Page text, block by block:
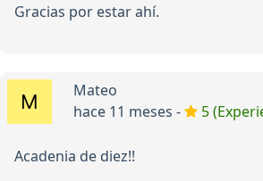
Gracias por estar ahí.
Mateo
hace 11 meses -
5
Acadenia de diez!!